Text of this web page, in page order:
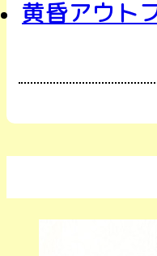
黄昏アウト